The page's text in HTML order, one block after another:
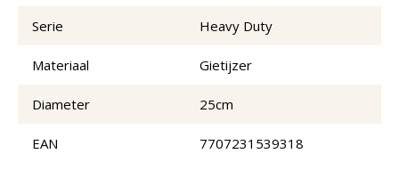
Serie Heavy Duty
Materiaal Gietijzer
Diameter 25cm
EAN 7707231539318